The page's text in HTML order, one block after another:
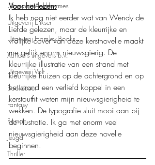
Uitgeverij Ankhhermes
Uitgeverij Elikser
Uitgeverij Hamley Books
Xanders uitgevers b.v.
Uitgeverij Volt
Bookscout
Fantasy
Roman
Jeugd
Thriller
Voor het lezen:
Ik heb nog niet eerder wat van Wendy de
Liefde gelezen, maar de kleurrijke en
vrolijke cover van deze kerstnovelle maakt
me gelijk enorm nieuwsgierig. De
kleurrijke illustratie van een strand met
kleurrijke huizen op de achtergrond en op
het strand een verliefd koppel in een
kerstoutfit weten mijn nieuwsgierigheid te
wekken. De typografie sluit mooi aan bij
de illustratie. Ik ga met enorm veel
nieuwsgierigheid aan deze novelle
beginnen.